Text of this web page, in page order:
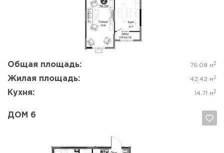
Общая площадь: 76.08 м 2
Жилая площадь: 42.42 м 2
Кухня: 14.71 м 2
Да, удалить
ДОМ 6